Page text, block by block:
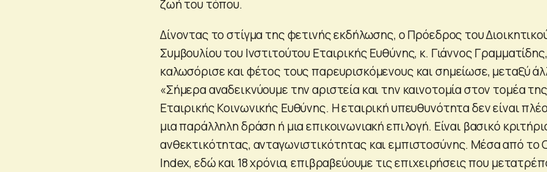
ζωή του τόπου.
Δίνοντας το στίγμα της φετινής εκδήλωσης, ο Πρόεδρος του
Συμβουλίου του Ινστιτούτου Εταιρικής Ευθύνης, κ. Γιάννος Γραμματίδης,
καλωσόρισε και φέτος τους παρευρισκόμενους και σημείωσε, μεταξύ
«Σήμερα αναδεικνύουμε την αριστεία και την καινοτομία στον τομέα της
Εταιρικής Κοινωνικής Ευθύνης. Η εταιρική υπευθυνότητα δεν είναι
μια παράλληλη δράση ή μια επικοινωνιακή επιλογή. Είναι βασικό
ανθεκτικότητας, ανταγωνιστικότητας και εμπιστοσύνης. Μέσα από το
Index, εδώ και 18 χρόνια, επιβραβεύουμε τις επιχειρήσεις που